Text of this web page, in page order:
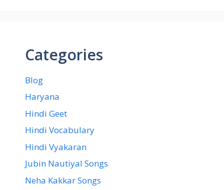
Categories
Blog
Haryana
Hindi Geet
Hindi Vocabulary
Hindi Vyakaran
Jubin Nautiyal Songs
Neha Kakkar Songs